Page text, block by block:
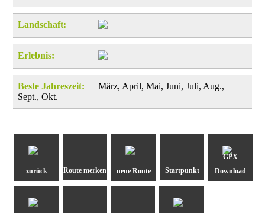
Landschaft:
Erlebnis:
Beste Jahreszeit:
März, April, Mai, Juni, Juli, Aug.,
Sept., Okt.
zurück neue Route
GPX
Download